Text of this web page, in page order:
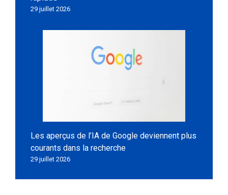
29 juillet 2026
Les aperçus de l’IA de Google deviennent plus
courants dans la recherche
29 juillet 2026